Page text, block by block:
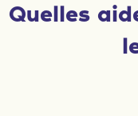
Quelles